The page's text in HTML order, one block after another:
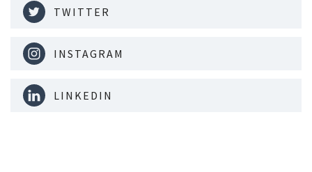
TWITTER
INSTAGRAM
LINKEDIN